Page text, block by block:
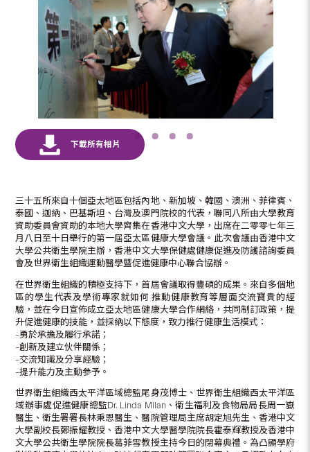
三十五所來自十個亞太地區包括內地、新加坡、韓國、澳洲、菲律賓、
泰國、迦納、巴基斯坦、台灣及澳門院校的代表，聯同八所由大學教育
資助委員會資助的本地大學齊集在香港中文大學，出席在二零零七年三
月八日至十日舉行的第一屆亞太區健康大學會議。此次會議由香港中文
大學公共衛生學院主辦，香港中文大學保健處健康促進及防護諮詢委員
會及世界衛生組織運動醫學暨促進健康中心聯合協辦。
在世界衛生組織的積極支持下，首屆會議取得豐碩的成果。來自多個地
區的學生代表及學術專家就如何 推動健康教育等層面交流寶貴的經
驗，並在今日宣佈成立亞太地區健康大學合作網絡，共同制訂政策，提
升促進健康的技能，並採納以下態度，致力推行健康生活模式：
–勇於承擔及履行承諾；
–創新及建立伙伴關係；
–交流知識及分享經驗；
–提升能力及主動參予。
世界衛生組織西太平洋區域總監尾身茂博士、世界衛生組織西太平洋區
域辦事處促進健康總監Dr. Linda Milan、衛生福利及食物局局長周一嶽
醫生、衛生署署長林秉恩醫生、醫院管理局主席胡定旭先生、香港中文
大學副校長鄭振耀教授、香港中文大學醫學院院長霍泰輝教授及香港中
文大學公共衛生學院院長葛菲雪教授主持今日的閉幕典禮。為凸顯學府